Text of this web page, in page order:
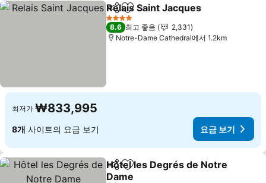
공유 즐겨찾기에 추가
Relais Saint Jacques
4 성급
8.6 최고 좋음
2,331
Notre-Dame Cathedral에서 1.2km
최저가 ₩833,995
8개 사이트의 요금 보기 요금 보기
공유 즐겨찾기에 추가
Hôtel les Degrés de Notre
Dame